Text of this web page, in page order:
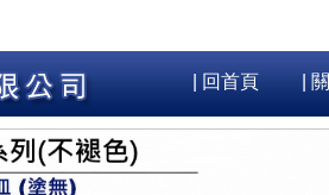
| 回首頁 |